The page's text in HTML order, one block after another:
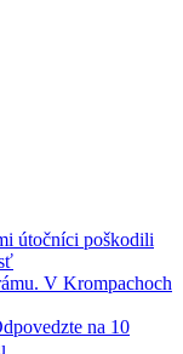
útočníci poškodili
V Krompachoch
na 10